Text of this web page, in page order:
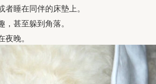
睡在同伴的床墊上。
甚至躲到角落。
晚。